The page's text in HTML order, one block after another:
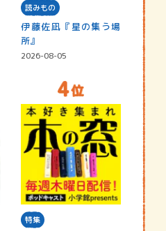
読みもの
伊藤佐凪『星の集う場
所』
2026-08-05
特集